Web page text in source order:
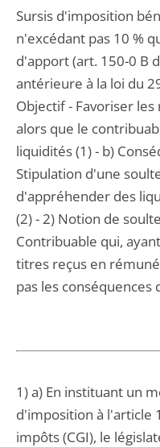
Sursis d'imposition
n'excédant pas 10 %
d'apport (art. 150-0 B
antérieure à la loi du
Objectif - Favoriser
alors que le
liquidités (1) - b)
Stipulation d'une
d'appréhender des
(2) - 2) Notion de
Contribuable qui,
titres reçus en
pas les
1) a) En instituant un
d'imposition à l'article
impôts (CGI), le